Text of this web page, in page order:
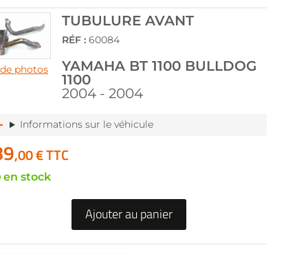
photos
TUBULURE AVANT
RÉF : 60084
YAMAHA BT 1100 BULLDOG
1100
2004 - 2004
Informations sur le véhicule
,00 € TTC
en stock
Ajouter au panier